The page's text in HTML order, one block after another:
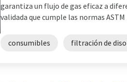
garantiza un flujo de gas eficaz a
validada que cumple las normas ASTM
consumibles filtración de